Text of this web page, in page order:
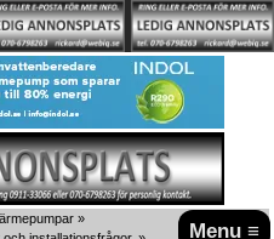
Menu ≡
»